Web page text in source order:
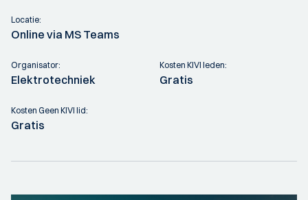
Locatie:
Online via MS Teams
Organisator:
Elektrotechniek
Kosten KIVI leden:
Gratis
Kosten Geen KIVI lid:
Gratis